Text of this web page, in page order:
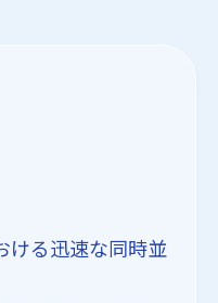
ける迅速な同時並